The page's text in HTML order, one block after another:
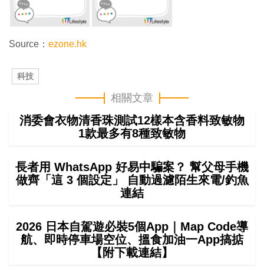
Source： ezone.hk
科技
相關文章
消委會衣物清香珠測試12樣本含香料致敏物
1款最多有8種致敏物
長者用 WhatsApp 好易中騙案？ 幫父母手機
做齊「這 3 個設定」 自動過濾陌生來電/釣魚
連結
2026 日本自駕遊必裝5個App｜Map Code導
航、即時停車場空位、搵食加油一App搞掂
【附下載連結】